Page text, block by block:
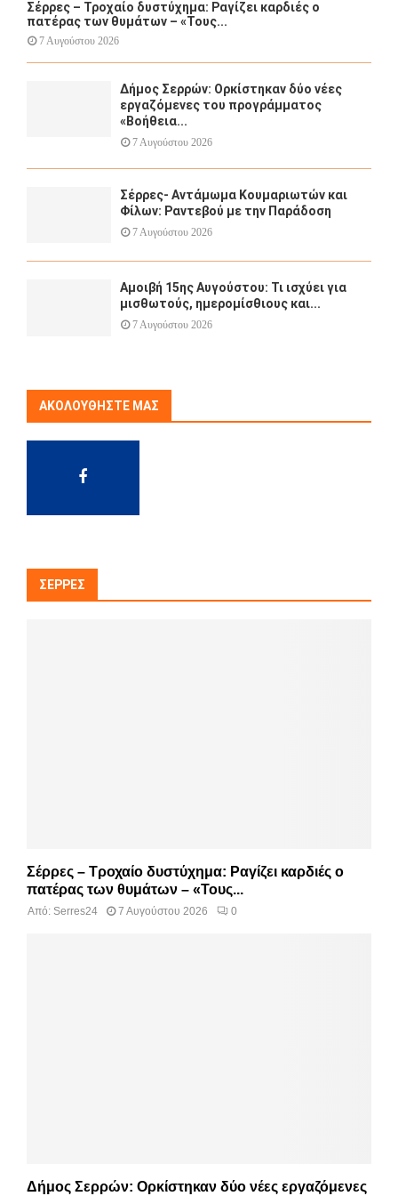
Σέρρες – Τροχαίο δυστύχημα: Ραγίζει καρδιές ο
πατέρας των θυμάτων – «Τους...
7 Αυγούστου 2026
Δήμος Σερρών: Ορκίστηκαν δύο νέες
εργαζόμενες του προγράμματος
«Βοήθεια...
7 Αυγούστου 2026
Σέρρες- Αντάμωμα Κουμαριωτών και
Φίλων: Ραντεβού με την Παράδοση
7 Αυγούστου 2026
Αμοιβή 15ης Αυγούστου: Τι ισχύει για
μισθωτούς, ημερομίσθιους και...
7 Αυγούστου 2026
ΑΚΟΛΟΥΘΉΣΤΕ ΜΑΣ
ΣΈΡΡΕΣ
Σέρρες – Τροχαίο δυστύχημα: Ραγίζει καρδιές ο
πατέρας των θυμάτων – «Τους...
Από: Serres24 7 Αυγούστου 2026 0
Δήμος Σερρών: Ορκίστηκαν δύο νέες εργαζόμενες